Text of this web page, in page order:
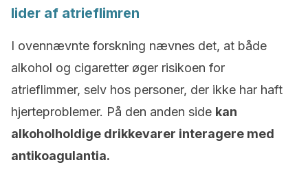
lider af atrieflimren
I ovennævnte forskning nævnes det, at både
alkohol og cigaretter øger risikoen for
atrieflimmer, selv hos personer, der ikke har haft
hjerteproblemer. På den anden side kan
alkoholholdige drikkevarer interagere med
antikoagulantia.